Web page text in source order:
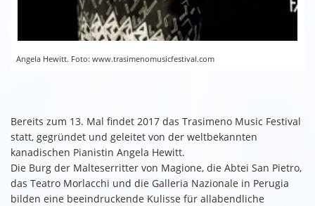
Angela Hewitt. Foto: www.trasimenomusicfestival.com
Bereits zum 13. Mal findet 2017 das Trasimeno Music Festival
statt, gegründet und geleitet von der weltbekannten
kanadischen Pianistin Angela Hewitt.
Die Burg der Malteserritter von Magione, die Abtei San Pietro,
das Teatro Morlacchi und die Galleria Nazionale in Perugia
bilden eine beeindruckende Kulisse für allabendliche